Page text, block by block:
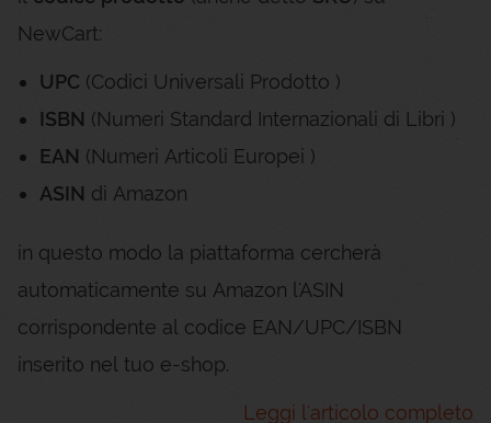
NewCart:
UPC (Codici Universali Prodotto )
ISBN (Numeri Standard Internazionali di Libri )
EAN (Numeri Articoli Europei )
ASIN di Amazon
in questo modo la piattaforma cercherà
automaticamente su Amazon l'ASIN
corrispondente al codice EAN/UPC/ISBN
inserito nel tuo e-shop.
Leggi l'articolo completo